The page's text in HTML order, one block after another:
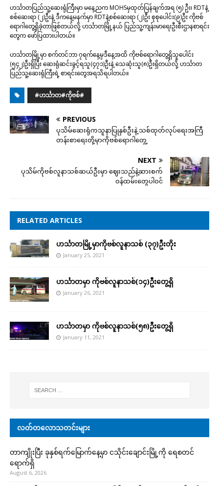
ဟင်္သာတပြည်သူ့ဆေးရုံကြီးမှာ မနေ့ညက MOHSမှထုတ်ပြန်ချက်အရ (၅) ဦး၊ RDTနဲ့
စစ်ဆေးရာ (၂)ဦးနဲ့ ဒီကနေ့မနက်မှာ RDTနဲ့စစ်ဆေးရာ (၂)ဦး စုစုပေါင်း(၉)ဦး ကိုဗစ်
ရောဂါတွေ့ရှိခဲ့တာဖြစ်တယ်လို့ ဟင်္သာတမြို့နယ် ပြည်သူ့ကျန်းမာရေးဦးစီးဌာနစာရင်း
တွေက ဖော်ပြထားပါတယ်။
ဟင်္သာတ​မြို့မှာ စက်တင်ဘာ ၇ရက်နေ့မှဒီနေ့အထိ ကိုဗစ်ရောဂါတွေ့ရှိသူပေါင်း
(၅၄၂)ဦးရှိပြီး ဆေးရုံဆင်းခွင့်ရသူ(၄၇၁)ဦးနဲ့ သေဆုံးသူ(၈)ဦးရှိတယ်လို့ ဟင်္သာတ
ပြည်သူ့ဆေးရုံကြီးရဲ့ စာရင်းတွေအရသိရပါတယ်။
#ဟင်္သာတ#ကိုဗစ်#
PREVIOUS
ပုသိမ်ဆေးရုံကသူနာပြုနှစ်ဦးနဲ့ သစ်ထုတ်လုပ်ရေးအကြီ
တန်းစာရေးတို့မှာကိုဗစ်ရောဂါတွေ့
NEXT
ပုသိမ်ကိုဗစ်လူနာသစ်ဆယ်ဦးမှာ ဈေးသည်နဲ့ဆားစက်
ဝန်ထမ်းတွေပါဝင်
RELATED ARTICLES
ဟင်္သာတမြို့မှာကိုဗစ်လူနာသစ် (၃၇)ဦးတိုး
January 25, 2021
ဟင်္သာတမှာ ကိုဗစ်လူနာသစ်(၁၄)ဦးတွေ့ရှိ
January 26, 2021
ဟင်္သာတမှာ ကိုဗစ်လူနာသစ်(၅၈)ဦးတွေ့ရှိ
January 11, 2021
လတ်တလောသတင်းများ
တာကျိုးပြီး ခုနှစ်ရက်မြောက်နေ့မှာ ငသိုင်းချောင်းမြို့ကို ရေစတင်
ရောက်ရှိ
August 6, 2026